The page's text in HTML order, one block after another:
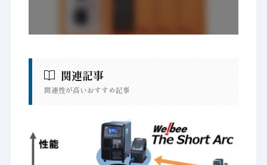
関連記事
関連性が高いおすすめ記事